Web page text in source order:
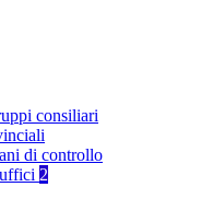
consiliari
di controllo
2